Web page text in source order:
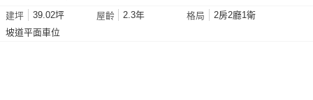
建坪 39.02坪 屋齡 2.3年 格局
2房2廳1衛
坡道平面車位